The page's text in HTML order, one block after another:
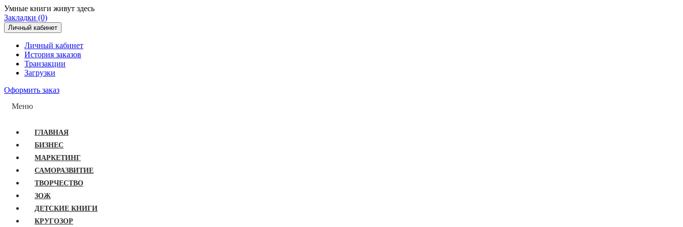
Умные книги живут здесь
Закладки (0)
Личный кабинет
Личный кабинет
История заказов
Транзакции
Загрузки
Оформить заказ
Меню
ГЛАВНАЯ
БИЗНЕС
МАРКЕТИНГ
САМОРАЗВИТИЕ
ТВОРЧЕСТВО
ЗОЖ
ДЕТСКИЕ КНИГИ
КРУГОЗОР